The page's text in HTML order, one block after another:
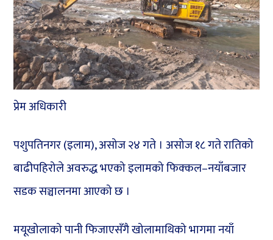
प्रेम अधिकारी
पशुपतिनगर (इलाम), असोज २४ गते । असोज १८ गते रातिको
बाढीपहिरोले अवरुद्ध भएको इलामको फिक्कल–नयाँबजार
सडक सञ्चालनमा आएको छ ।
मयूखोलाको पानी फिजाएसँगै खोलामाथिको भागमा नयाँ